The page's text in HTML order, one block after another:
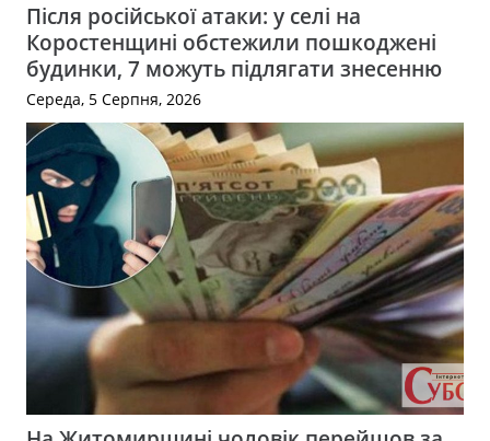
Після російської атаки: у селі на
Коростенщині обстежили пошкоджені
будинки, 7 можуть підлягати знесенню
Середа, 5 Серпня, 2026